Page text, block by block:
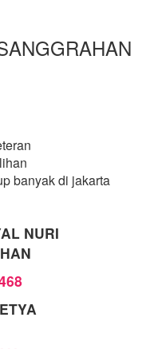
banyak di jakarta
NURI